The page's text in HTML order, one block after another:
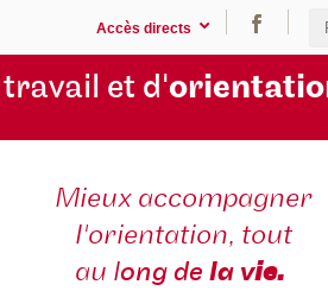
Accès directs
et d'
Mieux accompagner
l'orientation, tout
au long dela vie.